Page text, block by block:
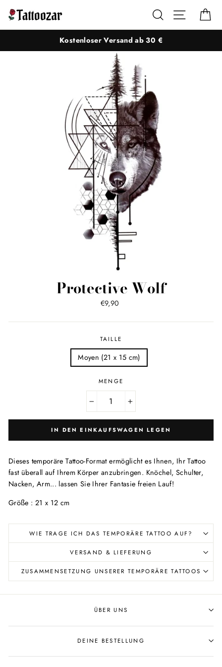
zum
Inhalt
Suche
Kostenloser Versand ab 30 €
Protective Wolf
Normaler
€9,90
TAILLE
Moyen (21 x 15 cm)
MENGE
IN DEN EINKAUFSWAGEN LEGEN
Dieses temporäre Tattoo-Format ermöglicht es Ihnen, Ihr Tattoo
fast überall auf Ihrem Körper anzubringen. Knöchel, Schulter,
Nacken, Arm... lassen Sie Ihrer Fantasie freien Lauf!
Größe : 21 x 12 cm
WIE TRAGE ICH DAS TEMPORÄRE TATTOO AUF?
VERSAND & LIEFERUNG
ZUSAMMENSETZUNG UNSERER TEMPORÄRE TATTOOS
ÜBER UNS
DEINE BESTELLUNG